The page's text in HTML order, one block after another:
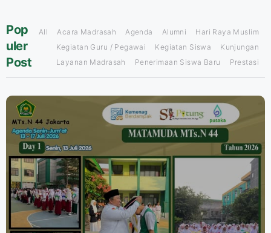
Pop
uler
Post
All Acara Madrasah Agenda Alumni
Hari Raya Muslim
Kegiatan Guru / Pegawai
Kegiatan Siswa
Kunjungan
Layanan Madrasah
Penerimaan Siswa Baru Prestasi